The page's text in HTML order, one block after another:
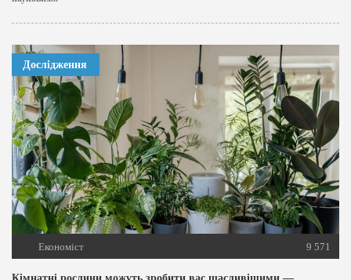
Дослідження
Економіст 9 571